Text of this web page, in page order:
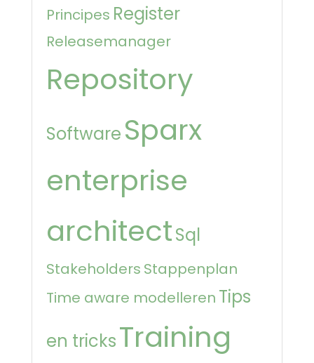
Principes Register
Releasemanager
Repository
Software Sparx
enterprise
architectSql
Stakeholders Stappenplan
Time aware modelleren Tips
en tricksTraining